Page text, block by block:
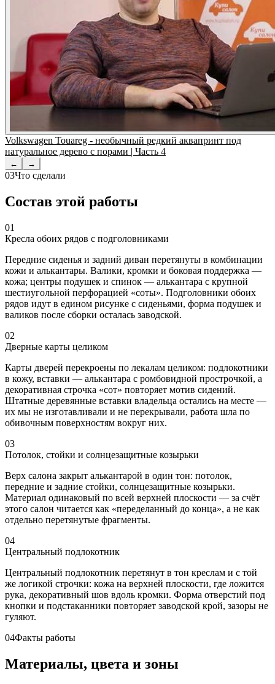
Volkswagen Touareg - необычный редкий аквапринт под
натуральное дерево с порами | Часть 4
← →
03Что сделали
Состав этой работы
01
Кресла обоих рядов с подголовниками
Передние сиденья и задний диван перетянуты в комбинации
кожи и алькантары. Валики, кромки и боковая поддержка —
кожа; центры подушек и спинок — алькантара с крупной
шестиугольной перфорацией «соты». Подголовники обоих
рядов идут в едином рисунке с сиденьями, форма подушек и
валиков после сборки осталась заводской.
02
Дверные карты целиком
Карты дверей перекроены по лекалам целиком: подлокотники
в кожу, вставки — алькантара с ромбовидной прострочкой, а
декоративная строчка «сот» повторяет мотив сидений.
Штатные деревянные вставки владельца остались на месте —
их мы не изготавливали и не перекрывали, работа шла по
обивочным поверхностям вокруг них.
03
Потолок, стойки и солнцезащитные козырьки
Верх салона закрыт алькантарой в один тон: потолок,
передние и задние стойки, солнцезащитные козырьки.
Материал одинаковый по всей верхней плоскости — за счёт
этого салон читается как «переделанный до конца», а не как
отдельно перетянутые фрагменты.
04
Центральный подлокотник
Центральный подлокотник перетянут в тон креслам и с той
же логикой строчки: кожа на верхней плоскости, где ложится
рука, декоративный шов вдоль кромки. Форма отверстий под
кнопки и подстаканники повторяет заводской крой, зазоры не
гуляют.
04Факты работы
Материалы, цвета и зоны